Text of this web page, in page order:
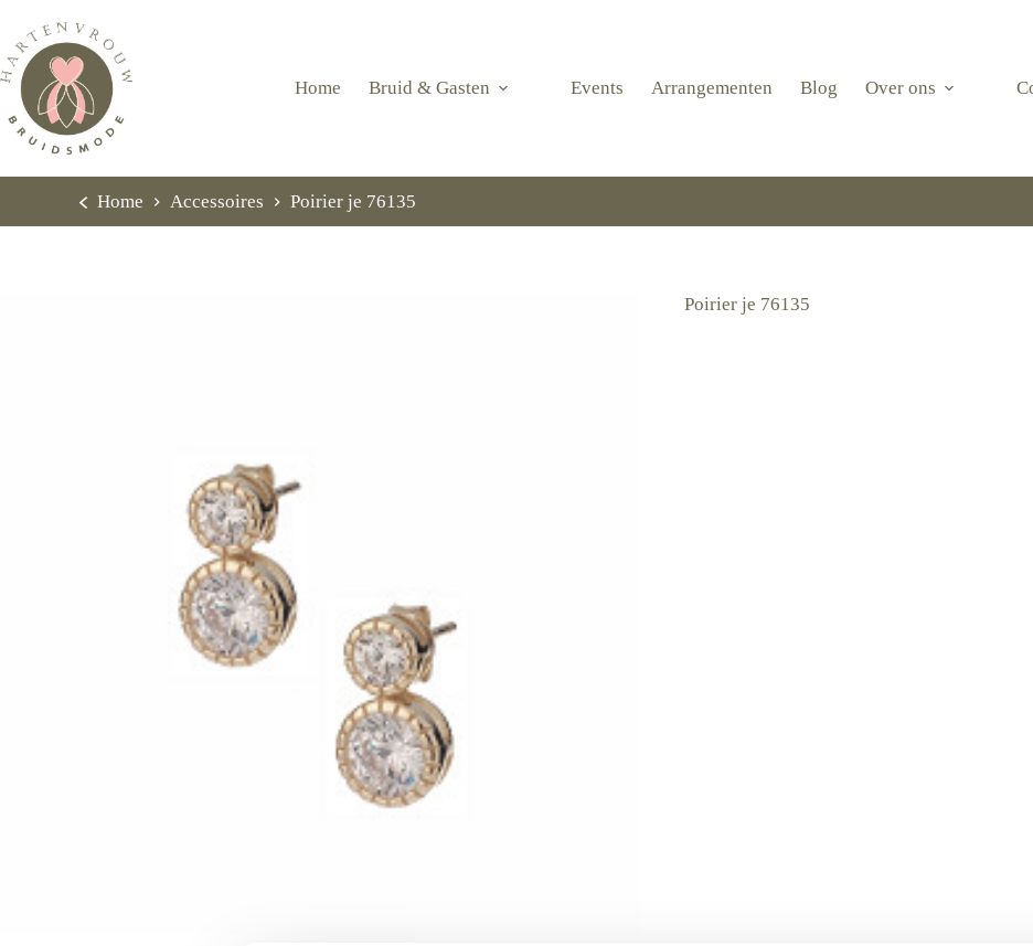
naar
de
inhoud
Home Bruid & Gasten Events Arrangementen Blog Over ons
Home Accessoires
Poirier je 76135
Poirier je 76135